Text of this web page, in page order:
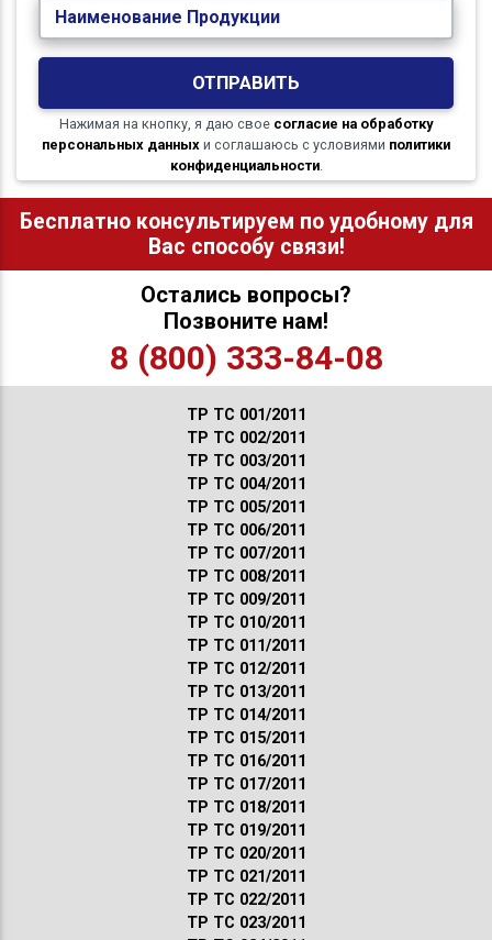
Наименование Продукции
ОТПРАВИТЬ
Нажимая на кнопку, я даю свое согласие на обработку
персональных данных и соглашаюсь с условиями политики
конфиденциальности.
Бесплатно консультируем по удобному для
Вас способу связи!
Остались вопросы?
Позвоните нам!
8 (800) 333-84-08
ТР ТС 001/2011
ТР ТС 002/2011
ТР ТС 003/2011
ТР ТС 004/2011
ТР ТС 005/2011
ТР ТС 006/2011
ТР ТС 007/2011
ТР ТС 008/2011
ТР ТС 009/2011
ТР ТС 010/2011
ТР ТС 011/2011
ТР ТС 012/2011
ТР ТС 013/2011
ТР ТС 014/2011
ТР ТС 015/2011
ТР ТС 016/2011
ТР ТС 017/2011
ТР ТС 018/2011
ТР ТС 019/2011
ТР ТС 020/2011
ТР ТС 021/2011
ТР ТС 022/2011
ТР ТС 023/2011